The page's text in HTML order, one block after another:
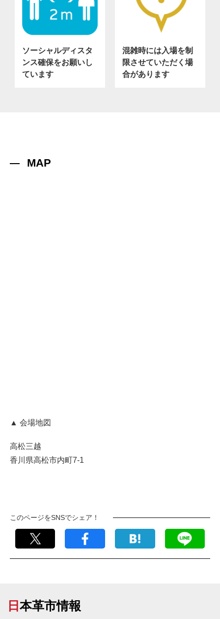
ソーシャルディスタ
ンス確保をお願いし
ています
混雑時には入場を制
限させていただく場
合があります
MAP
▲ 会場地図
高松三越
香川県高松市内町7-1
このページをSNSでシェア！
日本革市情報